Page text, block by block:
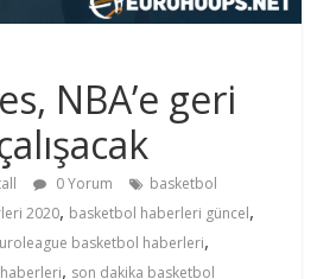
NBA’e geri
0 Yorum
basketbol
2020, basketbol haberleri güncel,
basketbol haberleri,
, son dakika basketbol